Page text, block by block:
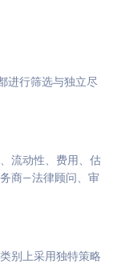
进行筛选与独立尽
流动性、费用、估
商—法律顾问、审
别上采用独特策略